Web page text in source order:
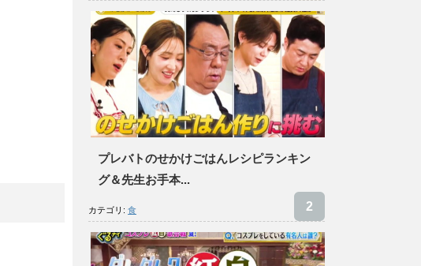
プレバトのせかけごはんレシピランキン
グ＆先生お手本...
カテゴリ: 食